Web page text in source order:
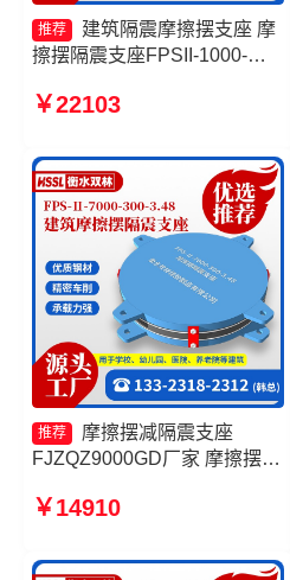
推荐
建筑隔震摩擦摆支座 摩
擦摆隔震支座FPSII-1000-
支座生产厂家 摩擦摆隔震支座
￥22103
推荐
摩擦摆减隔震支座
FJZQZ9000GD厂家 摩擦摆隔
源头工厂 摩擦摆隔震支座
厂 摩擦抗震支座生产厂家
￥14910